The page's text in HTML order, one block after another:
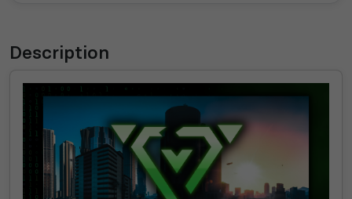
Description